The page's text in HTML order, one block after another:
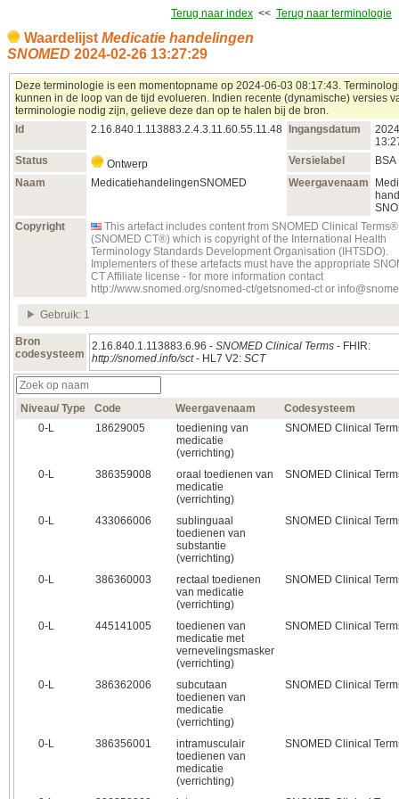
Terug naar index << Terug naar terminologie
Waardelijst Medicatie handelingen
SNOMED 2024‑02‑26 13:27:29
Deze terminologie is een momentopname op 2024‑06‑03 08:17:43.
kunnen in de loop van de tijd evolueren. Indien recente (dynamische) versies
terminologie nodig zijn, gelieve deze dan op te halen bij de bron.
Id
2.16.840.1.113883.2.4.3.11.60.55.11.48 Ingangsdatum
Status
Ontwerp Versielabel
BSA
Naam
MedicatiehandelingenSNOMED Weergavenaam
Copyright
This artefact includes content from SNOMED Clinical Terms®
(SNOMED CT®) which is copyright of the International Health
Terminology Standards Development Organisation (IHTSDO).
Implementers of these artefacts must have the appropriate
CT Affiliate license - for more information contact
http://www.snomed.org/snomed-ct/getsnomed-ct or
Gebruik: 1
Bron
codesysteem
2.16.840.1.113883.6.96 - SNOMED Clinical Terms - FHIR:
http://snomed.info/sct- HL7 V2: SCT
Niveau/ Type Code Weergavenaam
Codesysteem
0‑L
18629005
toediening van
medicatie
(verrichting)
SNOMED Clinical
0‑L 386359008
oraal toedienen van
medicatie
(verrichting)
SNOMED Clinical
0‑L 433066006
sublinguaal
toedienen van
substantie
(verrichting)
SNOMED Clinical
0‑L 386360003
rectaal toedienen
van medicatie
(verrichting)
SNOMED Clinical
0‑L 445141005
toedienen van
medicatie met
vernevelingsmasker
(verrichting)
SNOMED Clinical
0‑L 386362006
subcutaan
toedienen van
medicatie
(verrichting)
SNOMED Clinical
0‑L 386356001
intramusculair
toedienen van
medicatie
(verrichting)
SNOMED Clinical